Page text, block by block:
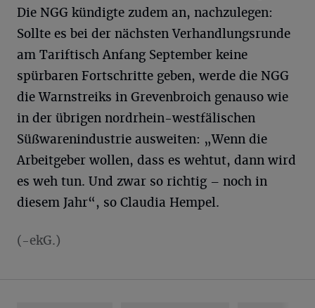
Die NGG kündigte zudem an, nachzulegen:
Sollte es bei der nächsten Verhandlungsrunde
am Tariftisch Anfang September keine
spürbaren Fortschritte geben, werde die NGG
die Warnstreiks in Grevenbroich genauso wie
in der übrigen nordrhein-westfälischen
Süßwarenindustrie ausweiten: „Wenn die
Arbeitgeber wollen, dass es wehtut, dann wird
es weh tun. Und zwar so richtig – noch in
diesem Jahr“, so Claudia Hempel.
(-ekG.)